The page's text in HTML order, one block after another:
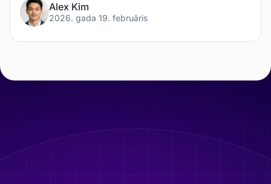
Alex Kim
2026. gada 19. februāris